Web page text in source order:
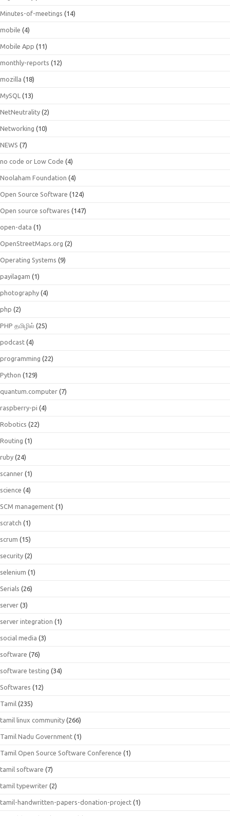
Minutes-of-meetings (14)
mobile (4)
Mobile App (11)
monthly-reports (12)
mozilla (18)
MySQL (13)
NetNeutrality (2)
Networking (10)
NEWS (7)
no code or Low Code (4)
Noolaham Foundation (4)
Open Source Software (124)
Open source softwares (147)
open-data (1)
OpenStreetMaps.org (2)
Operating Systems (9)
payilagam (1)
photography (4)
php (2)
PHP தமிழில் (25)
podcast (4)
programming (22)
Python (129)
quantum.computer (7)
raspberry-pi (4)
Robotics (22)
Routing (1)
ruby (24)
scanner (1)
science (4)
SCM management (1)
scratch (1)
scrum (15)
security (2)
selenium (1)
Serials (26)
server (3)
server integration (1)
social media (3)
software (76)
software testing (34)
Softwares (12)
Tamil (235)
tamil linux community (266)
Tamil Nadu Government (1)
Tamil Open Source Software Conference (1)
tamil software (7)
tamil typewriter (2)
tamil-handwritten-papers-donation-project (1)